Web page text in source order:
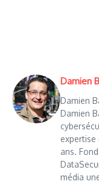
Damien
Damien
Damien
expertise
ans.
média